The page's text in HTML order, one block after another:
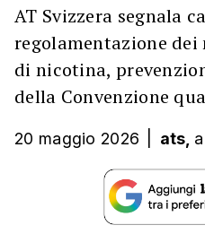
AT Svizzera segnala
regolamentazione
di nicotina,
della Convenzione
20 maggio 2026 ats,